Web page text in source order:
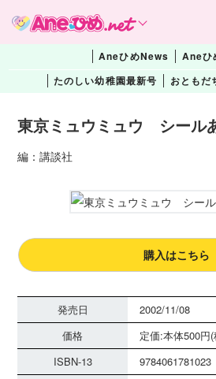
AneひめNews
Aneひ
たのしい幼稚園最新号
おともだ
東京ミュウミュウ シール
編：講談社
購入はこちら
発売日
2002/11/08
価格
定価:本体500円
ISBN-13
9784061781023